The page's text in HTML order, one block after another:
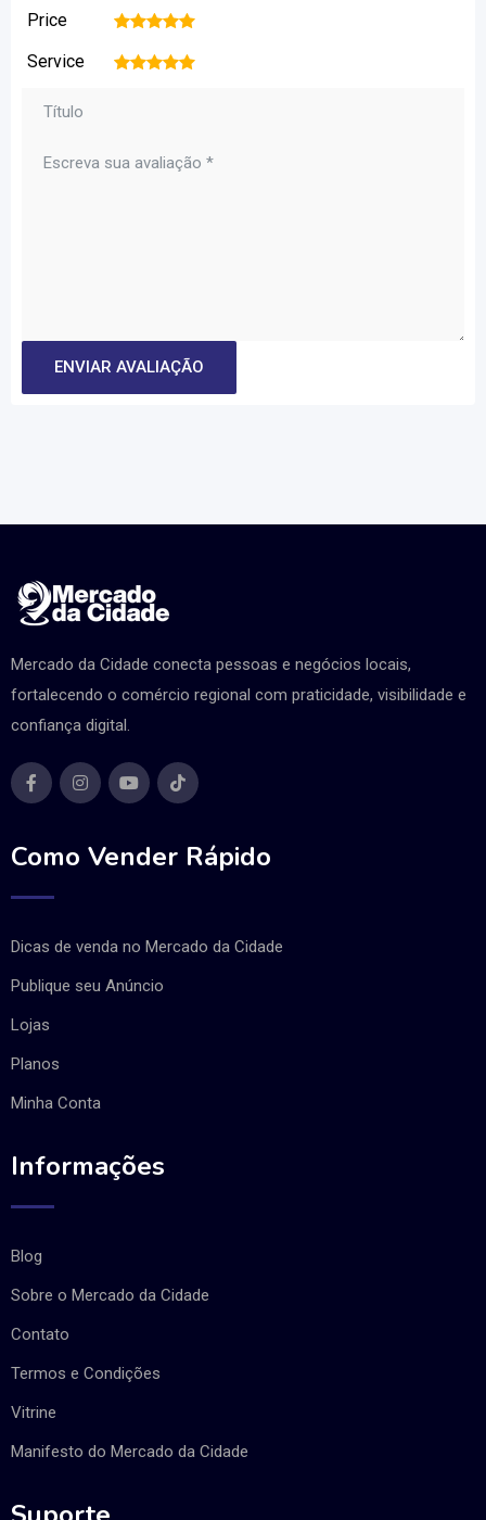
Price 5
4
3
2
Service 5
4
3
2
Mercado da Cidade conecta pessoas e negócios locais,
fortalecendo o comércio regional com praticidade, visibilidade e
confiança digital.
Como Vender Rápido
Dicas de venda no Mercado da Cidade
Publique seu Anúncio
Lojas
Planos
Minha Conta
Informações
Blog
Sobre o Mercado da Cidade
Contato
Termos e Condições
Vitrine
Manifesto do Mercado da Cidade